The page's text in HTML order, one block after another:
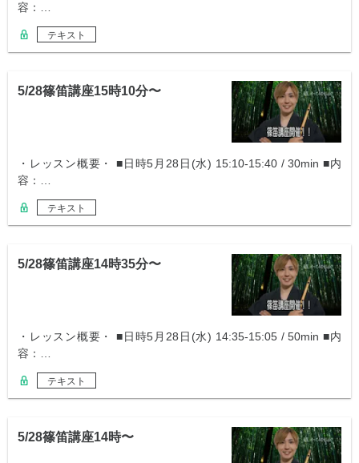
容：…
テキスト
5/28篠笛講座15時10分〜
・レッスン概要・ ■日時5月28日(水) 15:10-15:40 / 30min ■内
容：…
テキスト
5/28篠笛講座14時35分〜
・レッスン概要・ ■日時5月28日(水) 14:35-15:05 / 50min ■内
容：…
テキスト
5/28篠笛講座14時〜